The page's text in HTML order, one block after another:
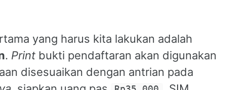
yang harus kita lakukan adalah
. Print bukti pendaftaran akan digunakan
disesuaikan dengan antrian pada